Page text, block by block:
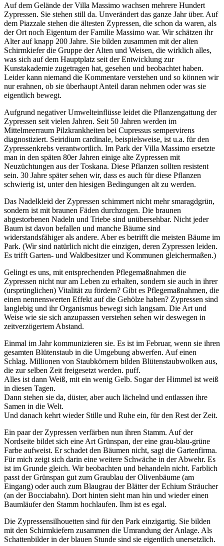
Auf dem Gelände der Villa Massimo wachsen mehrere Hundert
Zypressen. Sie stehen still da. Unverändert das ganze Jahr über. Auf
dem Piazzale stehen die ältesten Zypressen, die schon da waren, als
der Ort noch Eigentum der Familie Massimo war. Wir schätzen ihr
Alter auf knapp 200 Jahre. Sie bilden zusammen mit der alten
Schirmkiefer die Gruppe der Alten und Weisen, die wirklich alles,
was sich auf dem Hauptplatz seit der Entwicklung zur
Kunstakademie zugetragen hat, gesehen und beobachtet haben.
Leider kann niemand die Kommentare verstehen und so können wir
nur erahnen, ob sie überhaupt Anteil daran nehmen oder was sie
eigentlich bewegt.
Aufgrund negativer Umwelteinflüsse leidet die Pflanzengattung der
Zypressen seit vielen Jahren. Seit 50 Jahren werden im
Mittelmeerraum Pilzkrankheiten bei Cupressus sempervirens
diagnostiziert. Seiridium cardinale, beispielsweise, ist u.a. für den
Zypressenkrebs verantwortlich. Im Park der Villa Massimo ersetzte
man in den späten 80er Jahren einige alte Zypressen mit
Neuzüchtungen aus der Toskana. Diese Pflanzen sollten resistent
sein. 30 Jahre später sehen wir, dass es auch für diese Pflanzen
schwierig ist, unter den hiesigen Bedingungen alt zu werden.
Das Nadelkleid der Zypressen schimmert nicht mehr smaragdgrün,
sondern ist mit braunen Fäden durchzogen. Die braunen
abgestorbenen Nadeln und Triebe sind unübersehbar. Nicht jeder
Baum ist davon befallen und manche Bäume sind
widerstandsfähiger als andere. Aber es betrifft die meisten Bäume im
Park. (Wir sind natürlich nicht die einzigen, deren Zypressen leiden.
Es trifft Garten- und Waldbesitzer und Kommunen gleichermaßen.)
Gelingt es uns, mit entsprechenden Pflegemaßnahmen die
Zypressen nicht nur am Leben zu erhalten, sondern sie auch in ihrer
(ursprünglichen) Vitalität zu fördern? Gibt es Pflegemaßnahmen, die
einen nennenswerten Effekt auf die Gehölze haben? Zypressen sind
langlebig und ihr Organismus bewegt sich langsam. Die Art und
Weise wie sie sich anzupassen verstehen sehen wir deswegen in
zeitverzögertem Abstand.
Einmal im Jahr kommunizieren sie. Es ist im Februar, wenn sie ihren
gesamten Blütenstaub in die Umgebung abwerfen. Auf einen
Schlag. Millionen von Staubkörnern bilden Blütenstaubwolken aus,
die zur selben Zeit freigesetzt werden. puff.
Alles ist dann Weiß, mit ein wenig Gelb. Sogar der Himmel ist weiß
in diesen Tagen.
Dann stehen sie da, düster, aber auch lächelnd und entlassen ihre
Samen in die Welt.
Und danach kehrt wieder Stille und Ruhe ein, für den Rest der Zeit.
Ein paar der Zypressen verfärben nun ihren Stamm. Auf der
Nordseite bildet sich eine Art Grünspan, der eine grau-blau-grüne
Farbe aufweist. Er schadet den Bäumen nicht, sagt die Gartenfirma.
Für mich zeigt sich darin eine weitere Schwäche in der Abwehr. Es
ist im Grunde gleich. Wir beobachten und behandeln nicht. Farblich
passt der Grünspan gut zum Graublau der Olivenbäume (am
Eingang) oder auch zum Blaugrau der Blätter der Echium Sträucher
(an der Bocciabahn). Dort hinten sieht man hin und wieder einen
Baumläufer den Stamm hochlaufen. Ihm ist es egal.
Die Zypressensilhouetten sind für den Park einzigartig. Sie bilden
mit den Schirmkiefern zusammen die Umrandung der Anlage. Als
Schattenbilder in der blauen Stunde sind sie eigentlich unersetzlich.